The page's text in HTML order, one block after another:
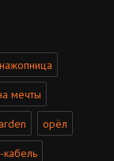
нажопница
мечты
орёл
кабель